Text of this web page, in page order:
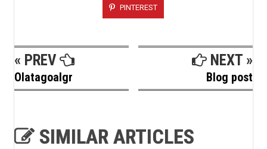
PINTEREST
« PREV
Olatagoalgr
NEXT »
Blog post
SIMILAR ARTICLES